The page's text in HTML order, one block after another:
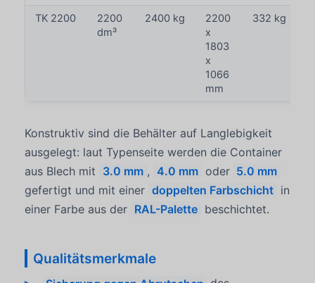
TK 2200
2200
dm³
2400 kg
2200
x
1803
x
1066
mm
332 kg
Konstruktiv sind die Behälter auf Langlebigkeit
ausgelegt: laut Typenseite werden die Container
aus Blech mit 3.0 mm , 4.0 mm oder 5.0 mm
gefertigt und mit einer doppelten Farbschicht in
einer Farbe aus der RAL-Palette beschichtet.
Qualitätsmerkmale